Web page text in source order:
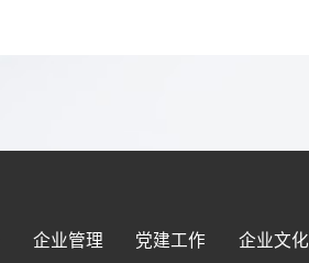
企业管理 党建工作 企业文化